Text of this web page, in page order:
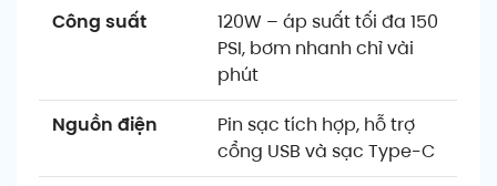
Công suất
120W – áp suất tối đa 150
PSI, bơm nhanh chỉ vài
phút
Nguồn điện
Pin sạc tích hợp, hỗ trợ
cổng USB và sạc Type-C